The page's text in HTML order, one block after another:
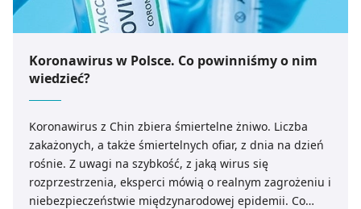
Koronawirus w Polsce. Co powinniśmy o nim
wiedzieć?
Koronawirus z Chin zbiera śmiertelne żniwo. Liczba
zakażonych, a także śmiertelnych ofiar, z dnia na dzień
rośnie. Z uwagi na szybkość, z jaką wirus się
rozprzestrzenia, eksperci mówią o realnym zagrożeniu i
niebezpieczeństwie międzynarodowej epidemii. Co